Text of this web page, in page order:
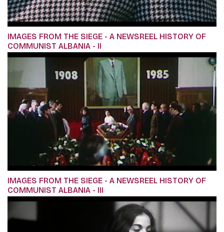
IMAGES FROM THE SIEGE - A NEWSREEL HISTORY OF
COMMUNIST ALBANIA - II
IMAGES FROM THE SIEGE - A NEWSREEL HISTORY OF
COMMUNIST ALBANIA - III